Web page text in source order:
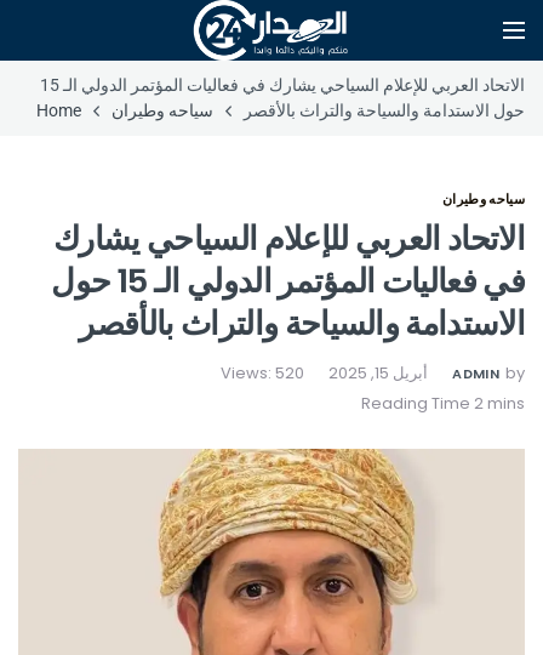
الاتحاد العربي للإعلام السياحي يشارك في فعاليات المؤتمر الدولي الـ 15
حول الاستدامة والسياحة والتراث بالأقصر
سياحه وطيران Home
سياحه وطيران
الاتحاد العربي للإعلام السياحي يشارك
في فعاليات المؤتمر الدولي الـ 15 حول
الاستدامة والسياحة والتراث بالأقصر
by
ADMIN أبريل 15, 2025 Views: 520